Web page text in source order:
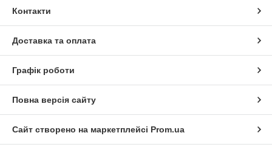
Контакти
Доставка та оплата
Графік роботи
Повна версія сайту
Сайт створено на маркетплейсі Prom.ua